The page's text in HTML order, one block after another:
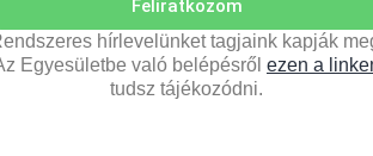
Feliratkozom
hírlevelünket tagjaink kapják
Egyesületbe való belépésről ezen a
tudsz tájékozódni.